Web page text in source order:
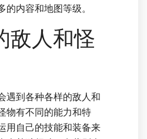
内容和地图等级。
敌人和怪
遇到各种各样的敌人和
物有不同的能力和特
用自己的技能和装备来